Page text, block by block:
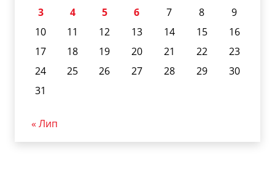
3
4 5 6 7 8
9
10
11 12 13 14 15
16
17
18 19 20 21 22
23
24
25 26 27 28 29
30
31
« Лип